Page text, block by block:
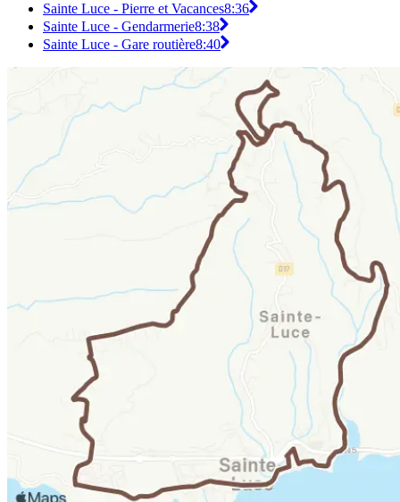
Sainte Luce - Pierre et Vacances8:36
Sainte Luce - Gendarmerie8:38
Sainte Luce - Gare routière8:40